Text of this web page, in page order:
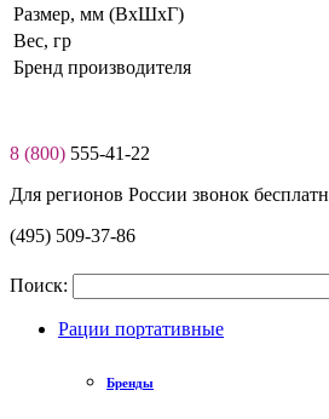
Размер, мм (ВхШхГ)
Вес, гр
Бренд производителя
8 (800) 555-41-22
Для регионов России звонок
(495) 509-37-86
Поиск:
Рации портативные
Бренды